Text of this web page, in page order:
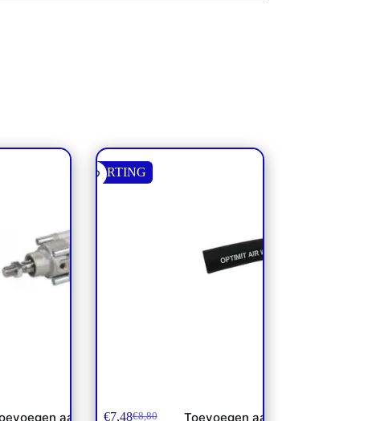
aan
KORTING
€8,80
€7,48 Toevoegen aan